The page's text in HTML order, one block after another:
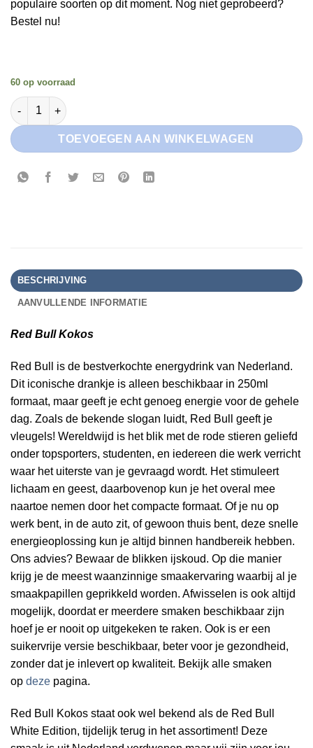
populaire soorten op dit moment. Nog niet geprobeerd?
Bestel nu!
60 op voorraad
Red Bull Kokos aantal
TOEVOEGEN AAN WINKELWAGEN
BESCHRIJVING
AANVULLENDE INFORMATIE
Red Bull Kokos
Red Bull is de bestverkochte energydrink van Nederland.
Dit iconische drankje is alleen beschikbaar in 250ml
formaat, maar geeft je echt genoeg energie voor de gehele
dag. Zoals de bekende slogan luidt, Red Bull geeft je
vleugels! Wereldwijd is het blik met de rode stieren geliefd
onder topsporters, studenten, en iedereen die werk verricht
waar het uiterste van je gevraagd wordt. Het stimuleert
lichaam en geest, daarbovenop kun je het overal mee
naartoe nemen door het compacte formaat. Of je nu op
werk bent, in de auto zit, of gewoon thuis bent, deze snelle
energieoplossing kun je altijd binnen handbereik hebben.
Ons advies? Bewaar de blikken ijskoud. Op die manier
krijg je de meest waanzinnige smaakervaring waarbij al je
smaakpapillen geprikkeld worden. Afwisselen is ook altijd
mogelijk, doordat er meerdere smaken beschikbaar zijn
hoef je er nooit op uitgekeken te raken. Ook is er een
suikervrije versie beschikbaar, beter voor je gezondheid,
zonder dat je inlevert op kwaliteit. Bekijk alle smaken
op deze pagina.
Red Bull Kokos staat ook wel bekend als de Red Bull
White Edition, tijdelijk terug in het assortiment! Deze